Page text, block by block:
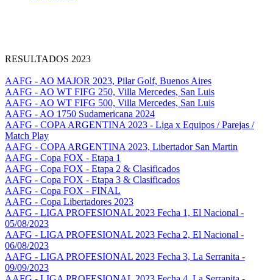
RESULTADOS 2023
AAFG - AO MAJOR 2023, Pilar Golf, Buenos Aires
AAFG - AO WT FIFG 250, Villa Mercedes, San Luis
AAFG - AO WT FIFG 500, Villa Mercedes, San Luis
AAFG - AO 1750 Sudamericana 2024
AAFG - COPA ARGENTINA 2023 - Liga x Equipos / Parejas /
Match Play
AAFG - COPA ARGENTINA 2023, Libertador San Martin
AAFG - Copa FOX - Etapa 1
AAFG - Copa FOX - Etapa 2 & Clasificados
AAFG - Copa FOX - Etapa 3 & Clasificados
AAFG - Copa FOX - FINAL
AAFG - Copa Libertadores 2023
AAFG - LIGA PROFESIONAL 2023 Fecha 1, El Nacional -
05/08/2023
AAFG - LIGA PROFESIONAL 2023 Fecha 2, El Nacional -
06/08/2023
AAFG - LIGA PROFESIONAL 2023 Fecha 3, La Serranita -
09/09/2023